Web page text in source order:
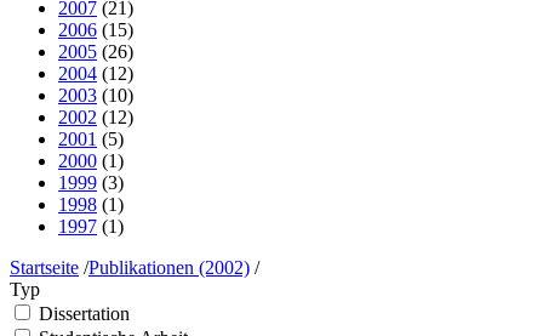
2007 (21)
2006 (15)
2005 (26)
2004 (12)
2003 (10)
2002 (12)
2001 (5)
2000 (1)
1999 (3)
1998 (1)
1997 (1)
Startseite /Publikationen (2002) /
Typ
Dissertation